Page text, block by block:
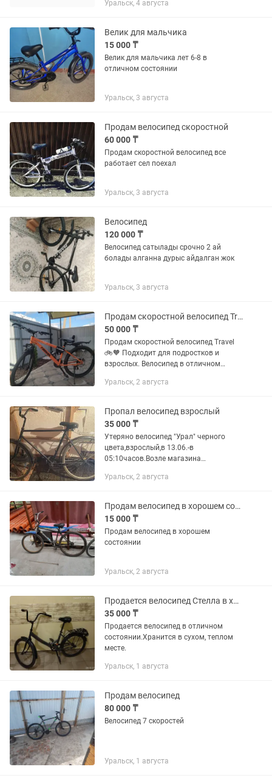
Уральск, 4 августа
Велик для мальчика
15 000 ₸
Велик для мальчика лет 6-8 в
отличном состоянии
Уральск, 3 августа
Продам велосипед скоростной
60 000 ₸
Продам скоростной велосипед все
работает сел поехал
Уральск, 3 августа
Велосипед
120 000 ₸
Велосипед сатылады срочно 2 ай
болады алганна дурыс айдалган жок
Уральск, 3 августа
Продам скоростной велосипед Travel
50 000 ₸
Продам скоростной велосипед Travel
🚲🧡 Подходит для подростков и
взрослых. Велосипед в отличном
июне. Хорошие шины, всё исправно и
Уральск, 2 августа
Пропал велосипед взрослый
35 000 ₸
Утеряно велосипед "Урал" черного
цвета,взрослый,в 13.06.-в
05:10часов.Возле магазина
Ул.Брусиловского,49/3,мкр.Арман.на
Стоимость-35тысячи тенге.//Прошу...
Уральск, 2 августа
Продам велосипед в хорошем состоянии
15 000 ₸
Продам велосипед в хорошем
состоянии
Уральск, 2 августа
Продается велосипед Стелла в хорошем состоянии.
35 000 ₸
Продается велосипед в отличном
состоянии.Хранится в сухом, теплом
месте.
Уральск, 1 августа
Продам велосипед
80 000 ₸
Велосипед 7 скоростей
Уральск, 1 августа